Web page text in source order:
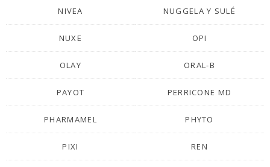
NIVEA NUGGELA Y SULÉ
NUXE OPI
OLAY ORAL-B
PAYOT PERRICONE MD
PHARMAMEL PHYTO
PIXI REN